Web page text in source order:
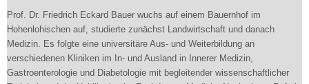
Prof. Dr. Friedrich Eckard Bauer wuchs auf einem Bauernhof im
Hohenlohischen auf, studierte zunächst Landwirtschaft und danach
Medizin. Es folgte eine universitäre Aus- und Weiterbildung an
verschiedenen Kliniken im In- und Ausland in Innerer Medizin,
Gastroenterologie und Diabetologie mit begleitender wissenschaftlicher